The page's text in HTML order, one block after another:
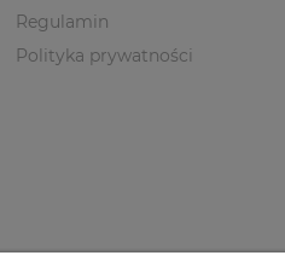
Regulamin
Polityka prywatności